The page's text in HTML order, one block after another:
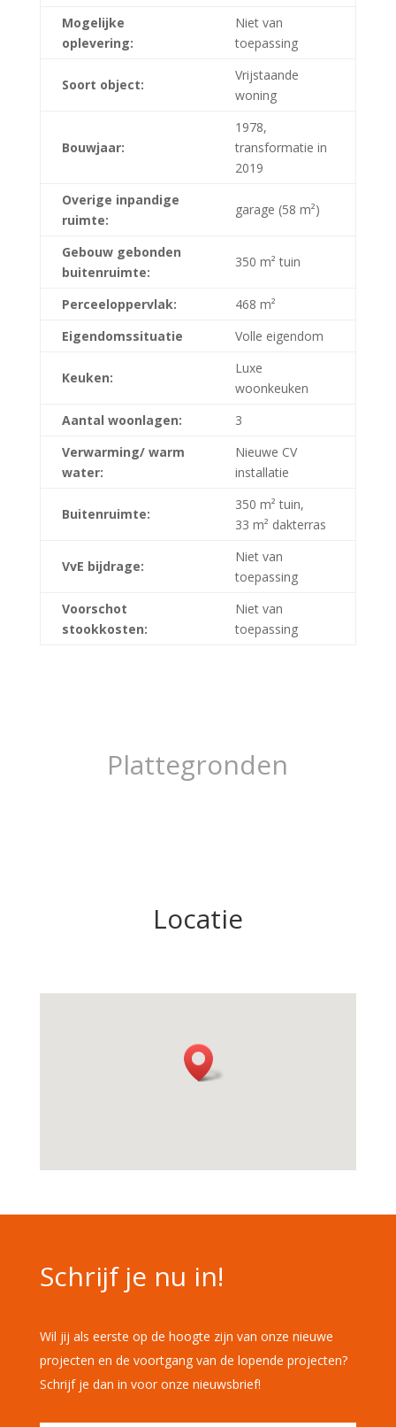
Mogelijke
oplevering:
Niet van
toepassing
Soort object:
Vrijstaande
woning
Bouwjaar:
1978,
transformatie in
2019
Overige inpandige
ruimte:
garage (58 m²)
Gebouw gebonden
buitenruimte:
350 m² tuin
Perceeloppervlak:
468 m²
Eigendomssituatie
Volle eigendom
Keuken:
Luxe
woonkeuken
Aantal woonlagen:
3
Verwarming/ warm
water:
Nieuwe CV
installatie
Buitenruimte:
350 m² tuin,
33 m² dakterras
VvE bijdrage:
Niet van
toepassing
Voorschot
stookkosten:
Niet van
toepassing
Plattegronden
Locatie
Schrijf je nu in!
Wil jij als eerste op de hoogte zijn van onze nieuwe
projecten en de voortgang van de lopende projecten?
Schrijf je dan in voor onze nieuwsbrief!